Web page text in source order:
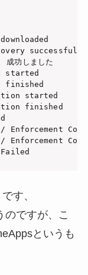
downloaded
: 成功しました
started
finished
started
finished
す、
のですが、こ
というも